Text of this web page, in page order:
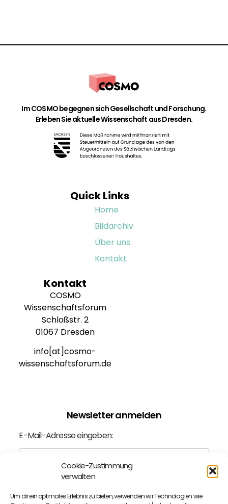
Cookie-Zustimmung
verwalten
Um dir ein optimales Erlebnis zu bieten, verwenden wir Technologien wie
Im COSMO begegnen sich Gesellschaft und Forschung.
Erleben Sie aktuelle Wissenschaft aus Dresden.
Quick Links
Home
Bildarchiv
Über uns
Kontakt
Kontakt
COSMO
Wissenschaftsforum
Schloßstr. 2
01067 Dresden
info[at]cosmo-
wissenschaftsforum.de
Newsletter anmelden
E-Mail-Adresse eingeben:
Ich bin mit derDatenschutzerklärung
einverstanden.